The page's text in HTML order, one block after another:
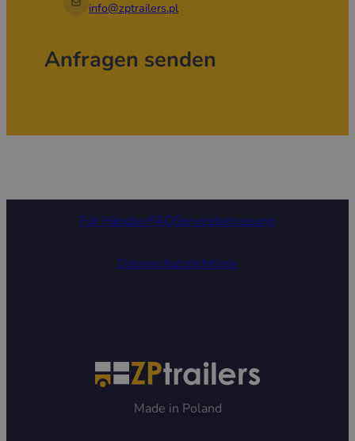
info@zptrailers.pl
Anfragen senden
Für HändlerFAQServicebetreuung
Datenschutzrichtlinie
Made in Poland